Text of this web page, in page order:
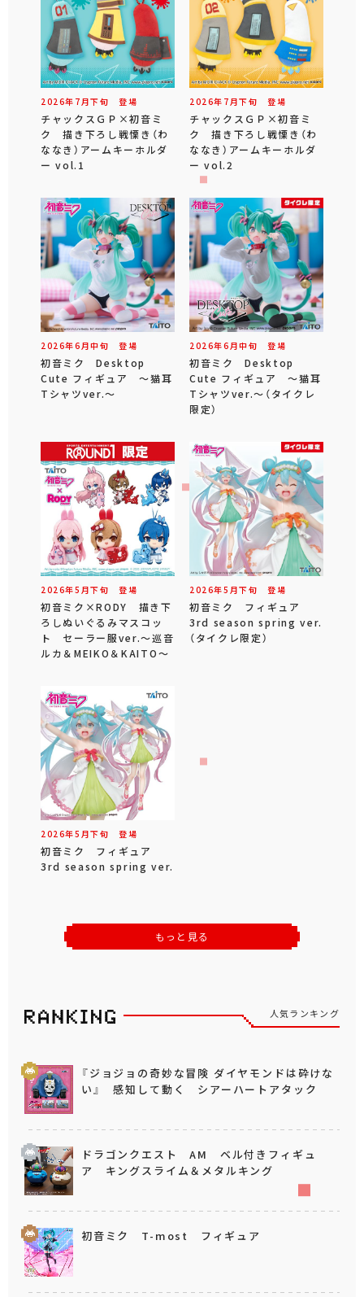
2026年 7 月下旬 登場
チャックスＧＰ×初音ミ
ク 描き下ろし戦慄き（わ
ななき）アームキーホルダ
ー vol.1
2026年 7 月下旬 登場
チャックスＧＰ×初音ミ
ク 描き下ろし戦慄き（わ
ななき）アームキーホルダ
ー vol.2
2026年6 月中旬 登場
初音ミク Desktop
Cute フィギュア ～猫耳
Tシャツver.～
2026年6 月中旬 登場
初音ミク Desktop
Cute フィギュア ～猫耳
Tシャツver.～（タイクレ
限定）
2026年5 月下旬 登場
初音ミク×RODY 描き下
ろしぬいぐるみマスコッ
ト セーラー服ver.～巡音
ルカ＆MEIKO＆KAITO～
2026年5 月下旬 登場
初音ミク フィギュア
3rd season spring ver.
（タイクレ限定）
2026年5 月下旬 登場
初音ミク フィギュア
3rd season spring ver.
もっと見る
人気ランキング
『ジョジョの奇妙な冒険 ダイヤモンドは砕けな
い』 感知して動く シアーハートアタック
ドラゴンクエスト AM ベル付きフィギュ
ア キングスライム＆メタルキング
初音ミク T-most フィギュア